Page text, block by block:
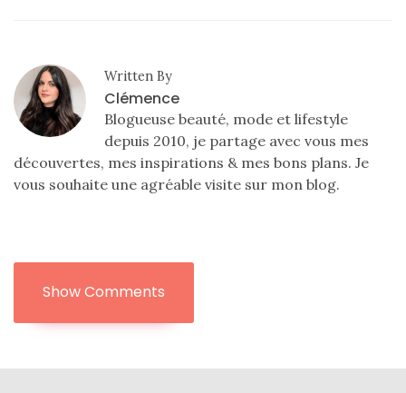
Written By
Clémence
Blogueuse beauté, mode et lifestyle
depuis 2010, je partage avec vous mes
découvertes, mes inspirations & mes bons plans. Je
vous souhaite une agréable visite sur mon blog.
Show Comments